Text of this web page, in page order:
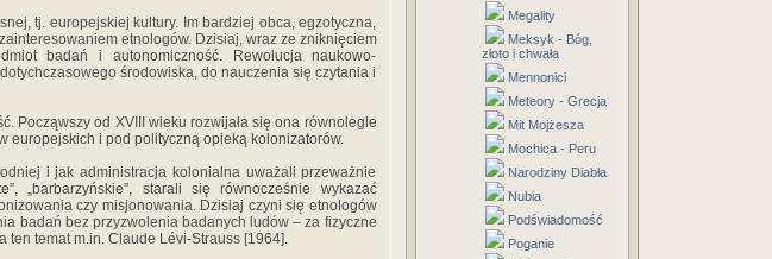
tj. europejskiej kultury. Im bardziej obca, egzotyczna,
etnologów. Dzisiaj, wraz ze zniknięciem
badań i autonomiczność. Rewolucja naukowo-
środowiska, do nauczenia się czytania i
Począwszy od XVIII wieku rozwijała się ona równolegle
europejskich i pod polityczną opieką kolonizatorów.
i jak administracja kolonialna uważali przeważnie
„barbarzyńskie”, starali się równocześnie wykazać
czy misjonowania. Dzisiaj czyni się etnologów
badań bez przyzwolenia badanych ludów – za fizyczne
temat m.in. Claude Lévi-Strauss [1964].
Megality
Meksyk - Bóg,
złoto i chwała
Mennonici
Meteory - Grecja
Mit Mojżesza
Mochica - Peru
Narodziny Diabła
Nubia
Podświadomość
Poganie